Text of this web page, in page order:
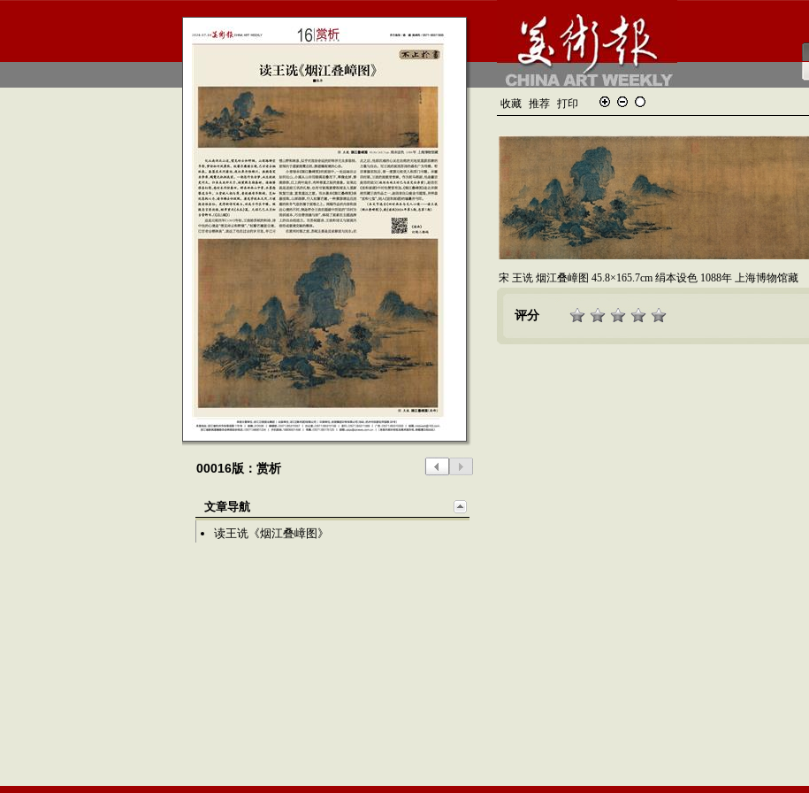
00016版：赏析
文章导航
读王诜《烟江叠嶂图》
收藏 推荐 打印
宋 王诜 烟江叠嶂图 45.8×165.7cm 绢本设色 1088年 上海博物馆藏
评分